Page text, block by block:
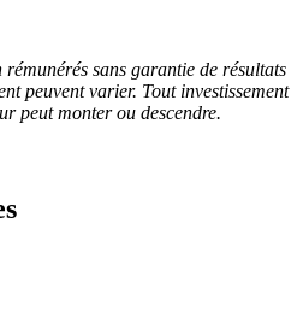
rémunérés sans garantie de résultats
peuvent varier. Tout investissement
peut monter ou descendre.